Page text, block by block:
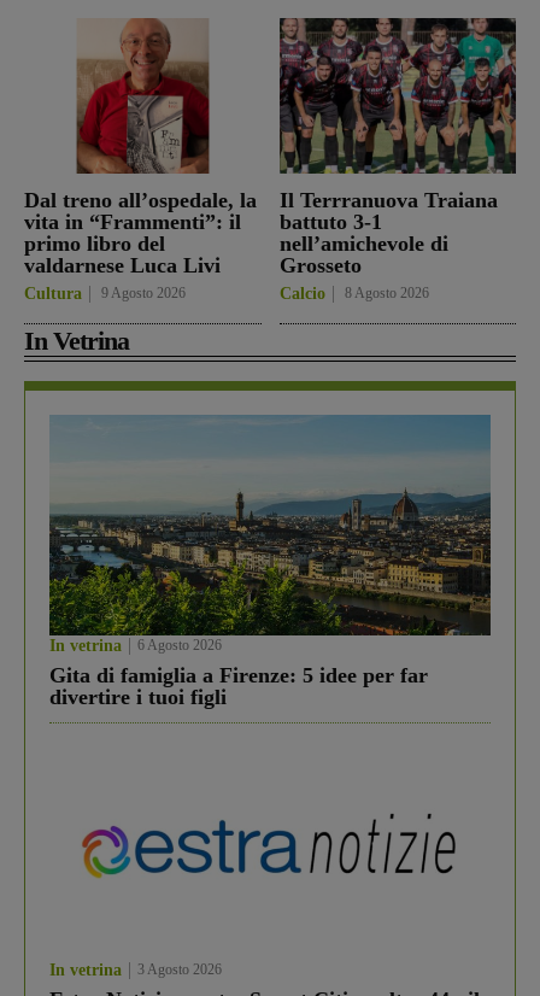
Dal treno all’ospedale, la
vita in “Frammenti”: il
primo libro del
valdarnese Luca Livi
Cultura 9 Agosto 2026
Il Terrranuova Traiana
battuto 3-1
nell’amichevole di
Grosseto
Calcio 8 Agosto 2026
In Vetrina
In vetrina 6 Agosto 2026
Gita di famiglia a Firenze: 5 idee per far
divertire i tuoi figli
In vetrina 3 Agosto 2026